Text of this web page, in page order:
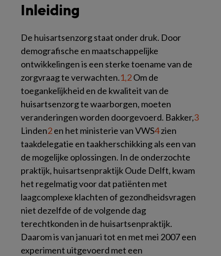
Inleiding
De huisartsenzorg staat onder druk. Door
demografische en maatschappelijke
ontwikkelingen is een sterke toename van de
zorgvraag te verwachten.1,2Om de
toegankelijkheid en de kwaliteit van de
huisartsenzorg te waarborgen, moeten
veranderingen worden doorgevoerd. Bakker,3
Linden2en het ministerie van VWS4zien
taakdelegatie en taakherschikking als een van
de mogelijke oplossingen. In de onderzochte
praktijk, huisartsenpraktijk Oude Delft, kwam
het regelmatig voor dat patiënten met
laagcomplexe klachten of gezondheidsvragen
niet dezelfde of de volgende dag
terechtkonden in de huisartsenpraktijk.
Daarom is van januari tot en met mei 2007 een
experiment uitgevoerd met een